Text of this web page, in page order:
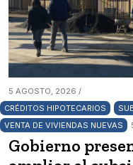
5 AGOSTO, 2026 /
CRÉDITOS HIPOTECARIOS
VENTA DE VIVIENDAS NUEVAS
Gobierno